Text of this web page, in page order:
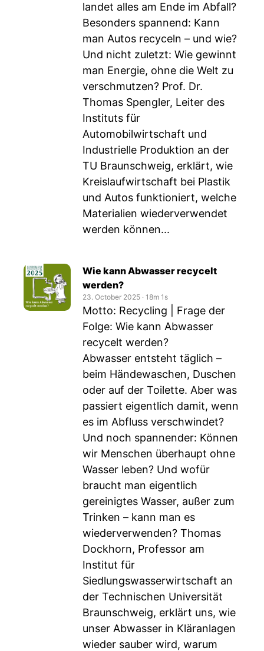
landet alles am Ende im Abfall?
Besonders spannend: Kann
man Autos recyceln – und wie?
Und nicht zuletzt: Wie gewinnt
man Energie, ohne die Welt zu
verschmutzen? Prof. Dr.
Thomas Spengler, Leiter des
Instituts für
Automobilwirtschaft und
Industrielle Produktion an der
TU Braunschweig, erklärt, wie
Kreislaufwirtschaft bei Plastik
und Autos funktioniert, welche
Materialien wiederverwendet
werden können...
Wie kann Abwasser recycelt
werden?
23. October 2025 ‧ 18m 1s
Motto: Recycling | Frage der
Folge: Wie kann Abwasser
recycelt werden?
Abwasser entsteht täglich –
beim Händewaschen, Duschen
oder auf der Toilette. Aber was
passiert eigentlich damit, wenn
es im Abfluss verschwindet?
Und noch spannender: Können
wir Menschen überhaupt ohne
Wasser leben? Und wofür
braucht man eigentlich
gereinigtes Wasser, außer zum
Trinken – kann man es
wiederverwenden? Thomas
Dockhorn, Professor am
Institut für
Siedlungswasserwirtschaft an
der Technischen Universität
Braunschweig, erklärt uns, wie
unser Abwasser in Kläranlagen
wieder sauber wird, warum